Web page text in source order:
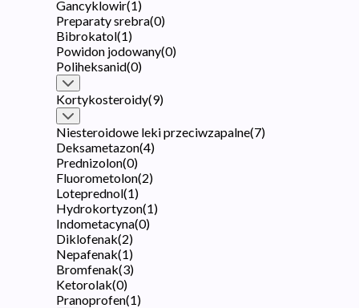
Gancyklowir(1)
Preparaty srebra(0)
Bibrokatol(1)
Powidon jodowany(0)
Poliheksanid(0)
Kortykosteroidy(9)
Niesteroidowe leki przeciwzapalne(7)
Deksametazon(4)
Prednizolon(0)
Fluorometolon(2)
Loteprednol(1)
Hydrokortyzon(1)
Indometacyna(0)
Diklofenak(2)
Nepafenak(1)
Bromfenak(3)
Ketorolak(0)
Pranoprofen(1)